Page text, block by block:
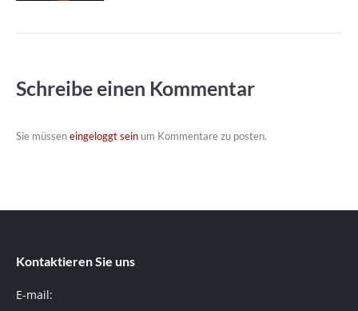
Schreibe einen Kommentar
Sie müsseneingeloggt seinum Kommentare zu posten.
Kontaktieren Sie uns
E-mail: